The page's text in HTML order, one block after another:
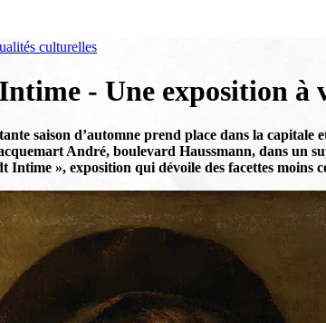
culturelles
- Une exposition à
saison d’automne prend place dans la
André, boulevard Haussmann, dans un
Intime », exposition qui dévoile des facettes